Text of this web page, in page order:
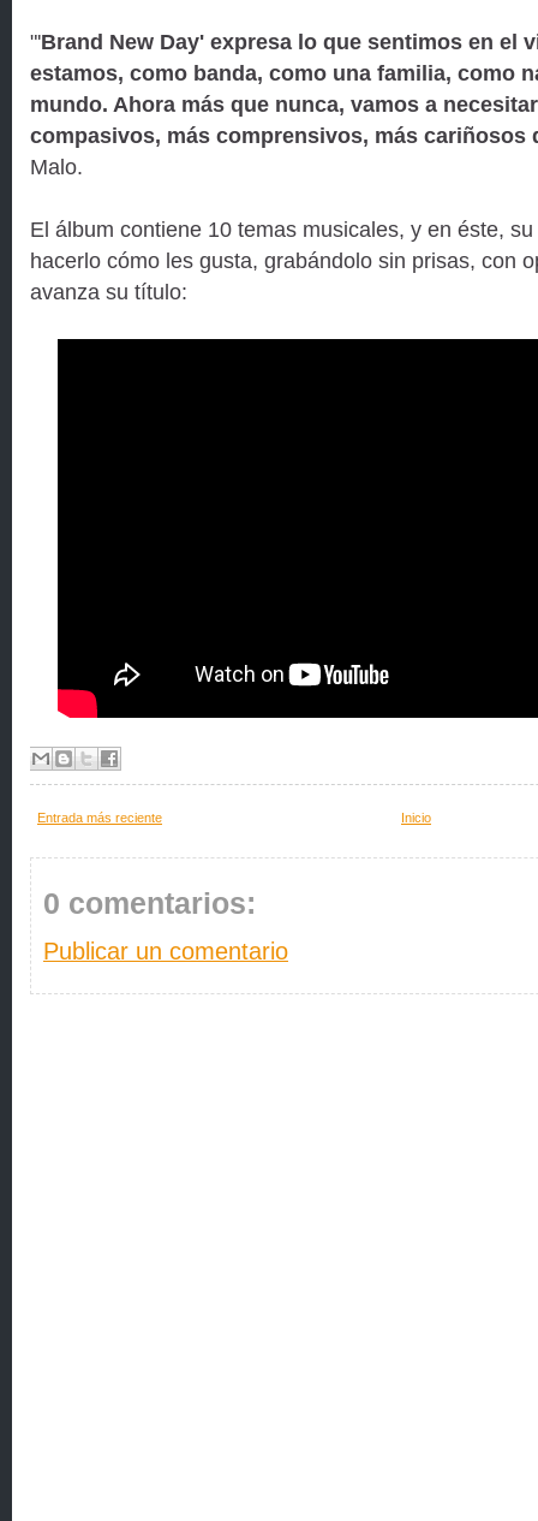
"'Brand New Day' expresa lo que sentimos en el
estamos, como banda, como una familia, como
mundo. Ahora más que nunca, vamos a
compasivos, más comprensivos, más cariñosos
Malo.
El álbum contiene 10 temas musicales, y en éste,
hacerlo cómo les gusta, grabándolo sin prisas, con
avanza su título:
Entrada más reciente Inicio
0 comentarios:
Publicar un comentario